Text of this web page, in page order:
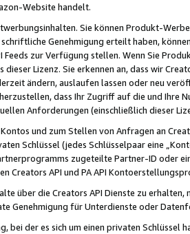
Website handelt.
Sie können Produkt-
Genehmigung erteilt haben,
Feeds zur Verfügung stellen. Wenn Sie
Lizenz. Sie erkennen an, dass wir
ändern, auslaufen lassen oder neu
dass Ihr Zugriff auf die und Ihre
Anforderungen (einschließlich dieser
und zum Stellen von Anfragen an
Schlüssel (jedes Schlüsselpaar eine
zugeteilte Partner-ID oder
Creators API und PA API
über die Creators API Dienste zu
Genehmigung für Unterdienste oder
bei der es sich um einen privaten